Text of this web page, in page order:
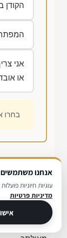
הקודן
אני
או
בחרו
רגע
בסרטון הקצר
מנעולן על
טוב על ההבדל
אנחנו משתמשים
עוגיות חיוניות
מדיניות פרטיות